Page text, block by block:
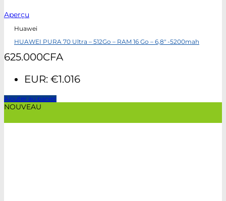
Aperçu
Huawei
HUAWEI PURA 70 Ultra – 512Go – RAM 16 Go – 6,8″ -5200mah
625.000CFA
EUR: €1.016
Ajouter au panier
NOUVEAU